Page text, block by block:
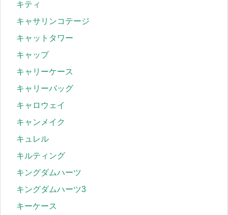
キティ
キャサリンコテージ
キャットタワー
キャップ
キャリーケース
キャリーバッグ
キャロウェイ
キャンメイク
キュレル
キルティング
キングダムハーツ
キングダムハーツ3
キーケース